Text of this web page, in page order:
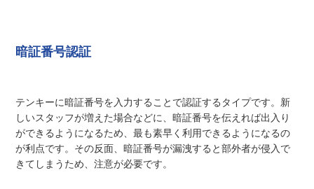
暗証番号認証
テンキーに暗証番号を入力することで認証するタイプです。新
しいスタッフが増えた場合などに、暗証番号を伝えれば出入り
ができるようになるため、最も素早く利用できるようになるの
が利点です。その反面、暗証番号が漏洩すると部外者が侵入で
きてしまうため、注意が必要です。